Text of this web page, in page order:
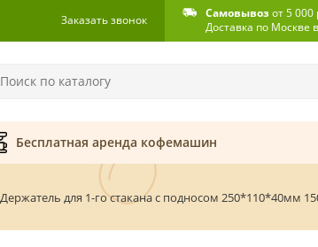
Заказать звонок Самовывозот 5 000
Доставка по Москве
Бесплатная аренда кофемашин
Держатель для 1-го стакана с подносом 250*110*40мм